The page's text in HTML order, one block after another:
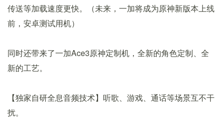
传送等加载速度更快。（未来，一加将成为原神新版本上线
前，安卓测试用机）
同时还带来了一加Ace3原神定制机，全新的角色定制、全
新的工艺。
【独家自研全息音频技术】听歌、游戏、通话等场景互不干
扰。